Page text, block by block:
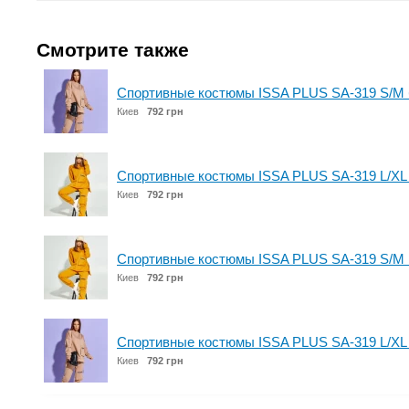
Смотрите также
Спортивные костюмы ISSA PLUS SA-319 S/
Киев 792 грн
Спортивные костюмы ISSA PLUS SA-319 L/XL
Киев 792 грн
Спортивные костюмы ISSA PLUS SA-319 S/M
Киев 792 грн
Спортивные костюмы ISSA PLUS SA-319 L/
Киев 792 грн